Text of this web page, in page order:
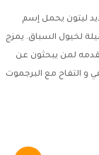
ليتون يحمل إسم
لخيول السباق. يمزج
يقدمه لمن يبحثون عن
و التفاح مع البرجموت